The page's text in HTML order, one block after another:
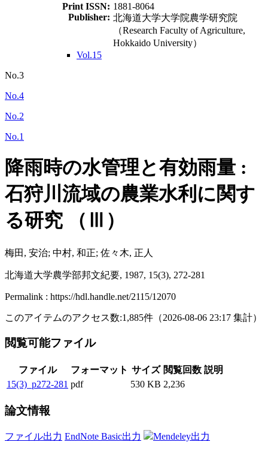
Print ISSN: 1881-8064
Publisher: 北海道大学大学院農学研究院
（Research Faculty of Agriculture,
Hokkaido University）
Vol.15
No.3
No.4
No.2
No.1
降雨時の水管理と有効雨量 :
石狩川流域の農業水利に関す
る研究 （Ⅲ）
梅田, 安治; 中村, 和正; 佐々木, 正人
北海道大学農学部邦文紀要, 1987, 15(3), 272-281
Permalink : https://hdl.handle.net/2115/12070
このアイテムのアクセス数:1,885件 （2026-08-06 23:17 集計）
閲覧可能ファイル
ファイル フォーマット サイズ 閲覧回数 説明
15(3)_p272-281 pdf 530 KB 2,236
論文情報
ファイル出力 EndNote Basic出力 Mendeley出力